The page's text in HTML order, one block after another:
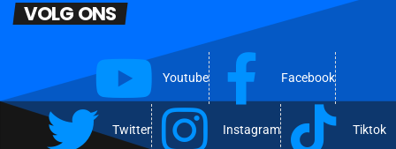
VOLG ONS
Youtube Facebook
Twitter Instagram Tiktok